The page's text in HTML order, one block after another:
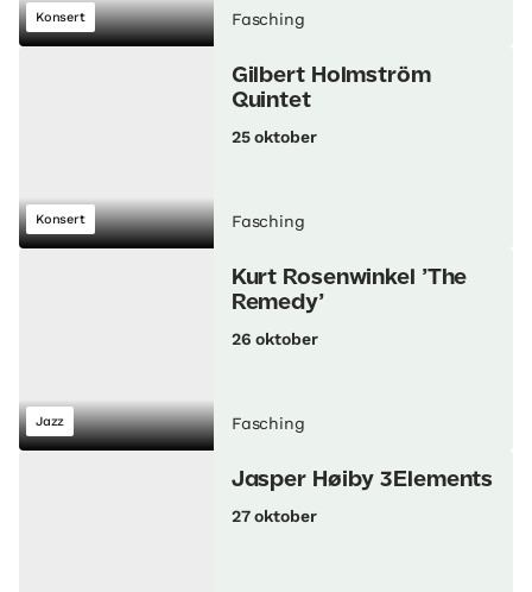
Konsert Fasching
Konsert
Gilbert Holmström
Quintet
25 oktober
Fasching
Jazz
Kurt Rosenwinkel ’The
Remedy’
26 oktober
Fasching
Jasper Høiby 3Elements
27 oktober